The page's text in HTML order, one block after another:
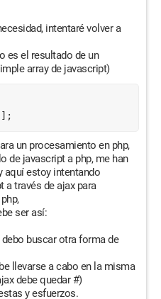
intentaré volver a
es el resultado de un
array de javascript)
un procesamiento en php,
de javascript a php, me han
aquí estoy intentando
a través de ajax para
ser así:
buscar otra forma de
llevarse a cabo en la misma
debe quedar #)
y esfuerzos.